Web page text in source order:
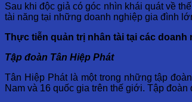
Sau khi độc giả có góc nhìn khái quát về
tài năng tại những doanh nghiệp gia đình
Thực tiễn quản trị nhân tài tại các doanh
Tập đoàn Tân Hiệp Phát
Tân Hiệp Phát là một trong những tập
Nam và 16 quốc gia trên thế giới. Tập